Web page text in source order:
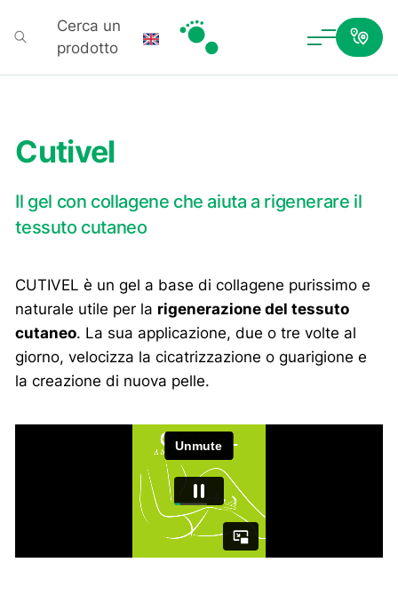
Cerca un
prodotto
Cutivel
Il gel con collagene che aiuta a rigenerare il
tessuto cutaneo
CUTIVEL è un gel a base di collagene purissimo e
naturale utile per la rigenerazione del tessuto
cutaneo. La sua applicazione, due o tre volte al
giorno, velocizza la cicatrizzazione o guarigione e
la creazione di nuova pelle.